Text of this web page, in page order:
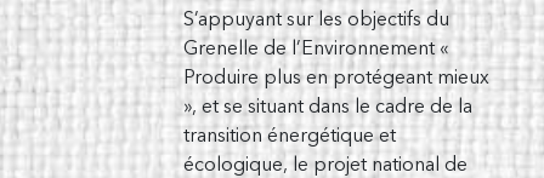
S’appuyant sur les objectifs du
Grenelle de l’Environnement «
Produire plus en protégeant mieux
», et se situant dans le cadre de la
transition énergétique et
écologique, le projet national de